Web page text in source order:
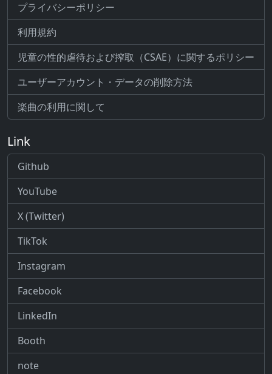
プライバシーポリシー
利用規約
児童の性的虐待および搾取（CSAE）に関するポリシー
ユーザーアカウント・データの削除方法
楽曲の利用に関して
Link
Github
YouTube
X (Twitter)
TikTok
Instagram
Facebook
LinkedIn
Booth
note